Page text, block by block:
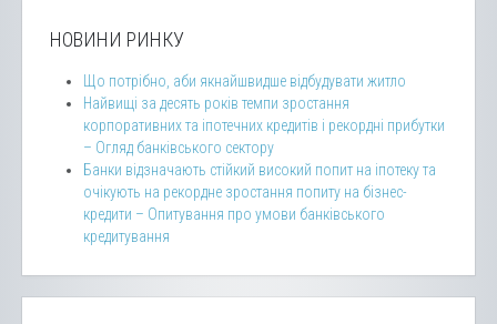
НОВИНИ РИНКУ
Що потрібно, аби якнайшвидше відбудувати житло
Найвищі за десять років темпи зростання
корпоративних та іпотечних кредитів і рекордні прибутки
– Огляд банківського сектору
Банки відзначають стійкий високий попит на іпотеку та
очікують на рекордне зростання попиту на бізнес-
кредити – Опитування про умови банківського
кредитування